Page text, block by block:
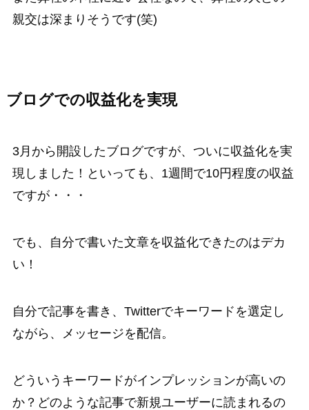
親交は深まりそうです(笑)
ブログでの収益化を実現
3月から開設したブログですが、ついに収益化を実
現しました！といっても、1週間で10円程度の収益
ですが・・・
でも、自分で書いた文章を収益化できたのはデカ
い！
自分で記事を書き、Twitterでキーワードを選定し
ながら、メッセージを配信。
どういうキーワードがインプレッションが高いの
か？どのような記事で新規ユーザーに読まれるの